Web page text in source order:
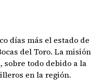
días más el estado de
del Toro. La misión
sobre todo debido a la
en la región.